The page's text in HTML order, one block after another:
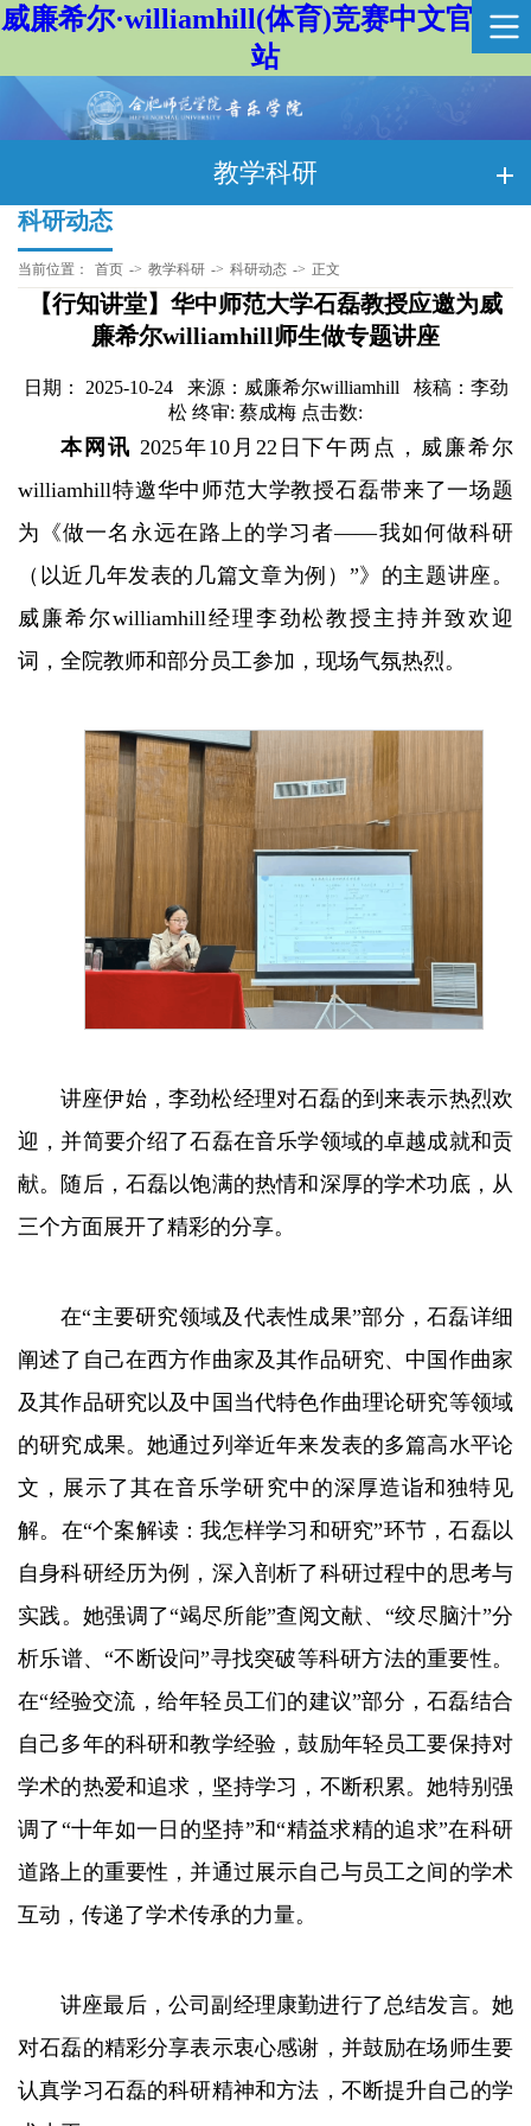
威廉希尔·williamhill(体育)竞赛中文官方网
站
教学科研
科研动态
当前位置： 首页 -> 教学科研 -> 科研动态 -> 正文
【行知讲堂】华中师范大学石磊教授应邀为威
廉希尔williamhill师生做专题讲座
日期： 2025-10-24 来源：威廉希尔williamhill 核稿：李劲
松 终审: 蔡成梅 点击数:
本网讯 2025年10月22日下午两点，威廉希尔
williamhill特邀华中师范大学教授石磊带来了一场题
为《做一名永远在路上的学习者——我如何做科研
（以近几年发表的几篇文章为例）”》的主题讲座。
威廉希尔williamhill经理李劲松教授主持并致欢迎
词，全院教师和部分员工参加，现场气氛热烈。
讲座伊始，李劲松经理对石磊的到来表示热烈欢
迎，并简要介绍了石磊在音乐学领域的卓越成就和贡
献。随后，石磊以饱满的热情和深厚的学术功底，从
三个方面展开了精彩的分享。
在“主要研究领域及代表性成果”部分，石磊详细
阐述了自己在西方作曲家及其作品研究、中国作曲家
及其作品研究以及中国当代特色作曲理论研究等领域
的研究成果。她通过列举近年来发表的多篇高水平论
文，展示了其在音乐学研究中的深厚造诣和独特见
解。在“个案解读：我怎样学习和研究”环节，石磊以
自身科研经历为例，深入剖析了科研过程中的思考与
实践。她强调了“竭尽所能”查阅文献、“绞尽脑汁”分
析乐谱、“不断设问”寻找突破等科研方法的重要性。
在“经验交流，给年轻员工们的建议”部分，石磊结合
自己多年的科研和教学经验，鼓励年轻员工要保持对
学术的热爱和追求，坚持学习，不断积累。她特别强
调了“十年如一日的坚持”和“精益求精的追求”在科研
道路上的重要性，并通过展示自己与员工之间的学术
互动，传递了学术传承的力量。
讲座最后，公司副经理康勤进行了总结发言。她
对石磊的精彩分享表示衷心感谢，并鼓励在场师生要
认真学习石磊的科研精神和方法，不断提升自己的学